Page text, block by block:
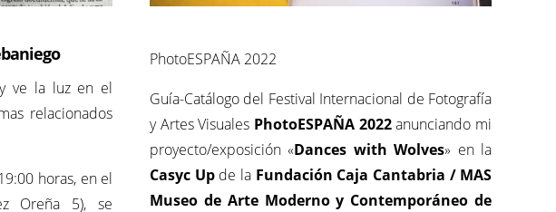
ve la luz en el
relacionados
horas, en el
Oreña 5), se
PhotoESPAÑA 2022
Guía-Catálogo del Festival Internacional de Fotografía
y Artes Visuales PhotoESPAÑA 2022anunciando mi
proyecto/exposición «Dances with Wolves» en la
Casyc Upde la Fundación Caja Cantabria / MAS
Museo de Arte Moderno y Contemporáneo de